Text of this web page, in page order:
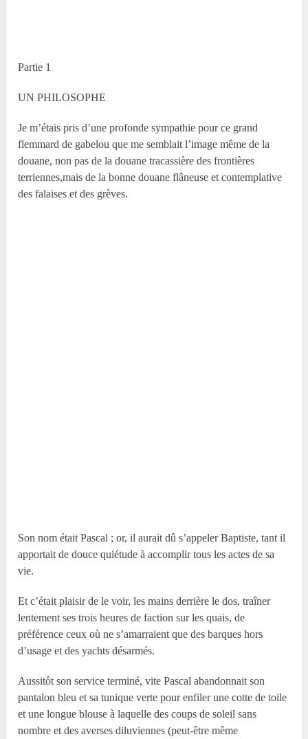
Partie 1
UN PHILOSOPHE
Je m’étais pris d’une profonde sympathie pour ce grand
flemmard de gabelou que me semblait l’image même de la
douane, non pas de la douane tracassière des frontières
terriennes,mais de la bonne douane flâneuse et contemplative
des falaises et des grèves.
Son nom était Pascal ; or, il aurait dû s’appeler Baptiste, tant il
apportait de douce quiétude à accomplir tous les actes de sa
vie.
Et c’était plaisir de le voir, les mains derrière le dos, traîner
lentement ses trois heures de faction sur les quais, de
préférence ceux où ne s’amarraient que des barques hors
d’usage et des yachts désarmés.
Aussitôt son service terminé, vite Pascal abandonnait son
pantalon bleu et sa tunique verte pour enfiler une cotte de toile
et une longue blouse à laquelle des coups de soleil sans
nombre et des averses diluviennes (peut-être même